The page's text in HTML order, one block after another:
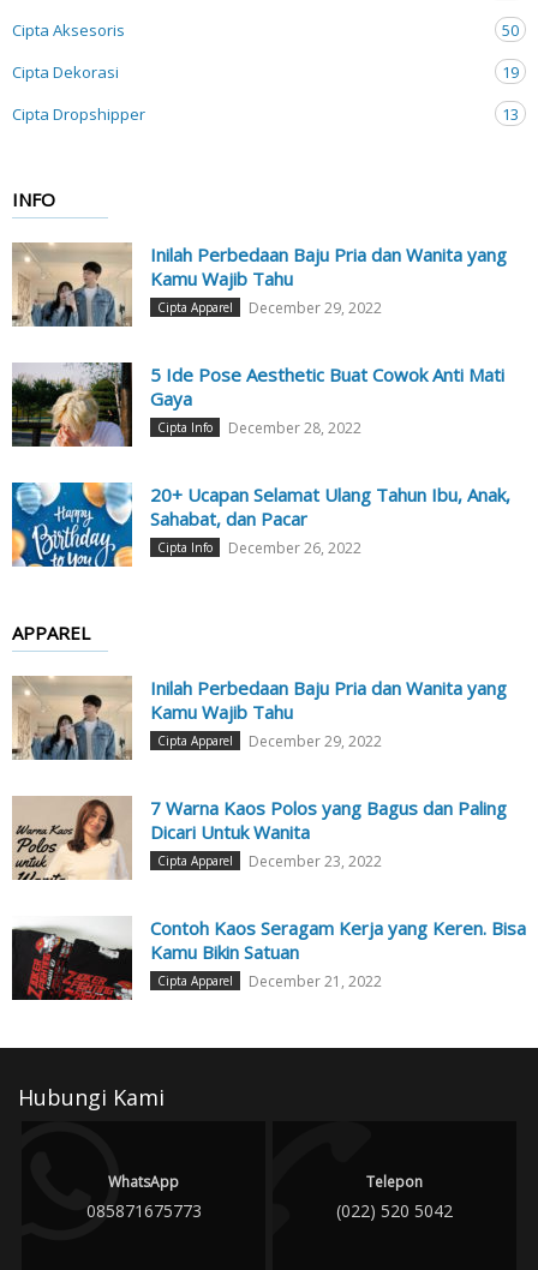
Cipta Aksesoris
50
Cipta Dekorasi
19
Cipta Dropshipper
13
INFO
Inilah Perbedaan Baju Pria dan Wanita yang
Kamu Wajib Tahu
Cipta Apparel December 29, 2022
5 Ide Pose Aesthetic Buat Cowok Anti Mati
Gaya
Cipta Info December 28, 2022
20+ Ucapan Selamat Ulang Tahun Ibu, Anak,
Sahabat, dan Pacar
Cipta Info December 26, 2022
APPAREL
Inilah Perbedaan Baju Pria dan Wanita yang
Kamu Wajib Tahu
Cipta Apparel December 29, 2022
7 Warna Kaos Polos yang Bagus dan Paling
Dicari Untuk Wanita
Cipta Apparel December 23, 2022
Contoh Kaos Seragam Kerja yang Keren. Bisa
Kamu Bikin Satuan
Cipta Apparel December 21, 2022
Hubungi Kami
WhatsApp
085871675773
Telepon
(022) 520 5042